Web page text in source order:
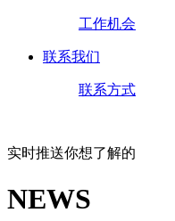
工作机会
联系我们
联系方式
实时推送你想了解的
NEWS